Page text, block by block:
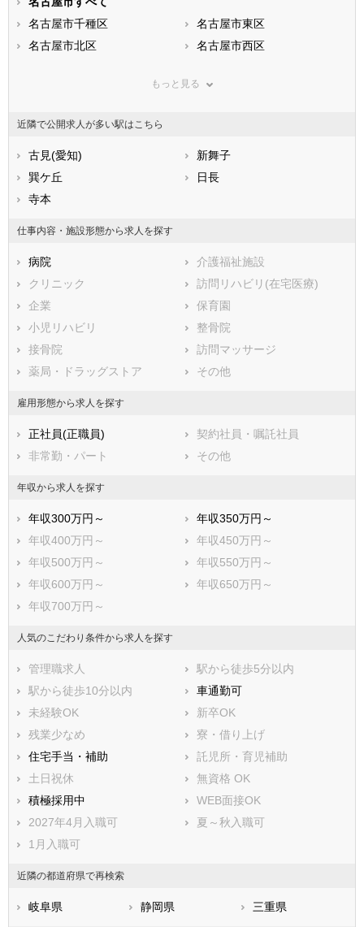
滋賀県
大阪府
兵庫県
和歌山県
山口県
福岡県
佐賀県
熊本県
鹿児島県
名古屋市千種区
名古屋市東区
名古屋市北区
名古屋市西区
名古屋市瑞穂区
名古屋市港区
名古屋市守山区
名古屋市緑区
名古屋市名東区
名古屋市天白区
市部
半田市
春日井市
豊川市
津島市
碧南市
刈谷市
豊田市
安城市
西尾市
蒲郡市
犬山市
常滑市
江南市
東海市
大府市
知多市
知立市
尾張旭市
日進市
田原市
愛西市
清須市
北名古屋市
弥富市
みよし市
あま市
長久手市
西春日井郡豊山町
もっと見る
近隣で公開求人が多い駅はこちら
古見(愛知)
新舞子
巽ケ丘
日長
寺本
仕事内容・施設形態から求人を探す
病院
介護福祉施設
クリニック
訪問リハビリ(在宅医療)
企業
保育園
小児リハビリ
整骨院
接骨院
訪問マッサージ
薬局・ドラッグストア
その他
雇用形態から求人を探す
正社員(正職員)
契約社員・嘱託社員
非常勤・パート
その他
年収から求人を探す
年収300万円～
年収350万円～
年収400万円～
年収450万円～
年収500万円～
年収550万円～
年収600万円～
年収650万円～
年収700万円～
人気のこだわり条件から求人を探す
管理職求人
駅から徒歩5分以内
駅から徒歩10分以内
車通勤可
未経験OK
新卒OK
残業少なめ
寮・借り上げ
住宅手当・補助
託児所・育児補助
土日祝休
無資格 OK
積極採用中
WEB面接OK
2027年4月入職可
夏～秋入職可
1月入職可
近隣の都道府県で再検索
岐阜県 静岡県 三重県